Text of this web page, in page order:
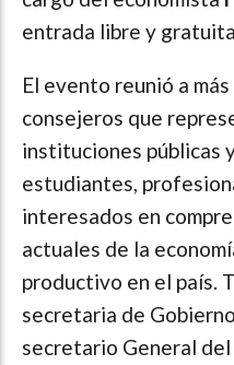
entrada libre y
El evento reunió a
consejeros que
instituciones públicas
estudiantes,
interesados en
actuales de la
productivo en el país.
secretaria de
secretario General